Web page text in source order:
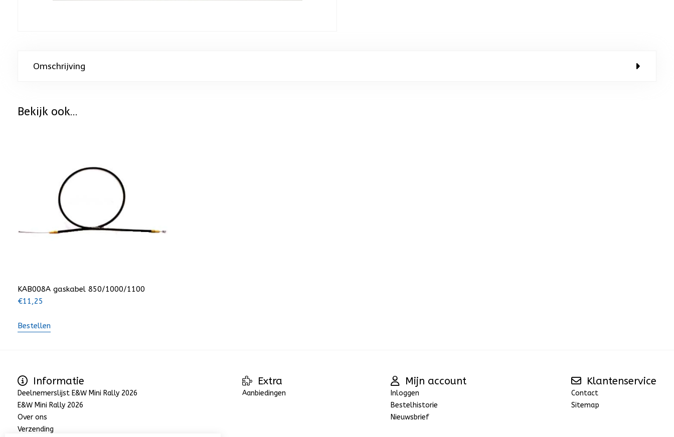
Omschrijving
Bekijk ook...
KAB008A gaskabel 850/1000/1100
€11,25
Bestellen
Informatie
Deelnemerslijst E&W Mini Rally 2026
E&W Mini Rally 2026
Over ons
Verzending
Extra
Aanbiedingen
Mijn account
Inloggen
Bestelhistorie
Nieuwsbrief
Klantenservice
Contact
Sitemap